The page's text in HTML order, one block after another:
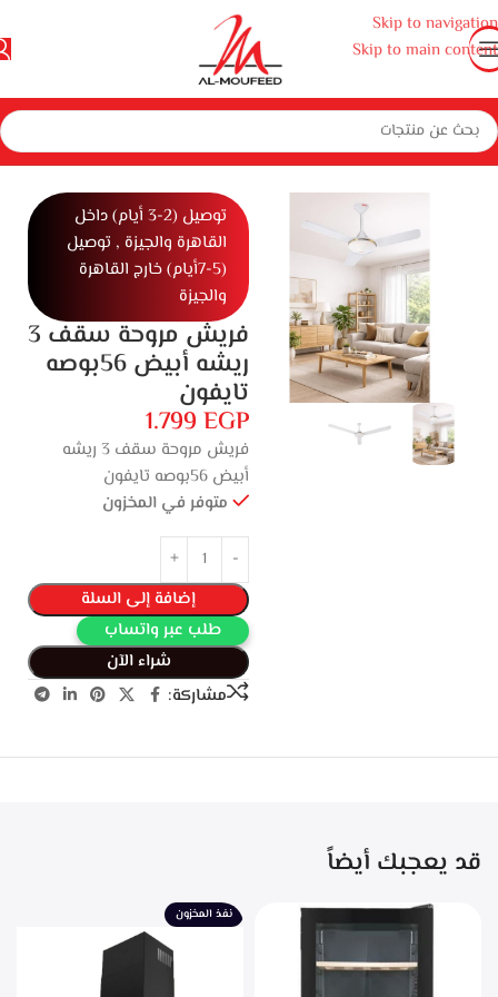
Skip to navigation
Skip to main content
الرئيسية المنزل أجهزة منزلية صغيرة أجهزة منزلية مراوح مروحه
توصيل (2-3 أيام) داخل
القاهرة والجيزة , توصيل
(5-7أيام) خارج القاهرة
والجيزة
فريش مروحة سقف 3
ريشه أبيض 56بوصه
تايفون
1.799 EGP
فريش مروحة سقف 3 ريشه
أبيض 56بوصه تايفون
متوفر في المخزون
إضافة إلى السلة
طلب عبر واتساب
شراء الآن
مشاركة:
قد يعجبك أيضاً
نفذ المخزون